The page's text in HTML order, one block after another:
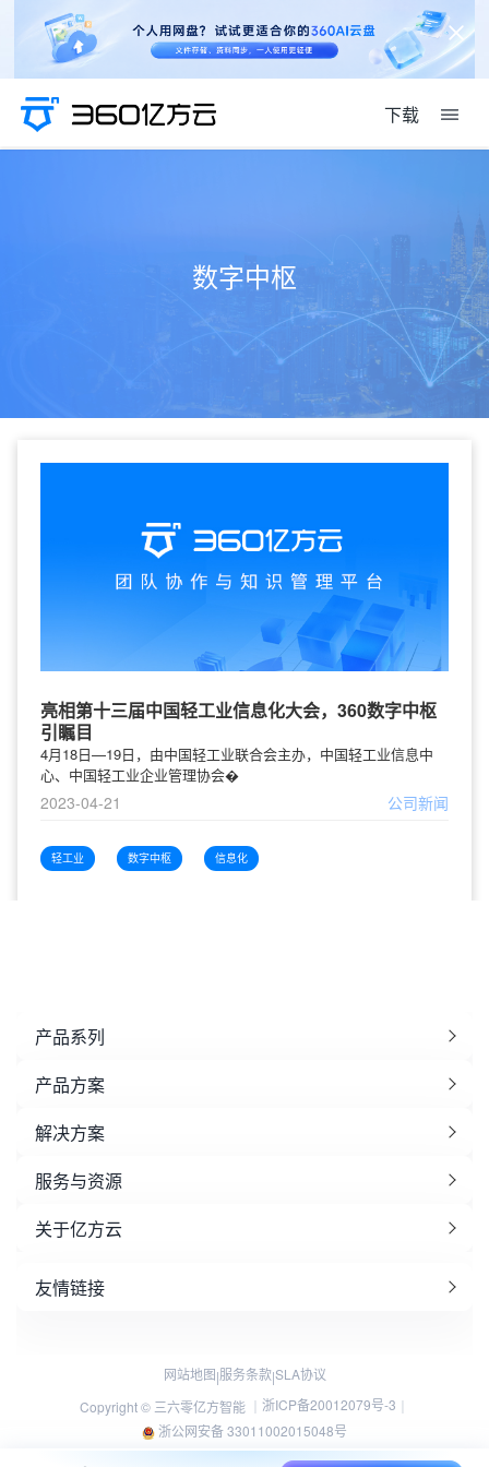
下载
数字中枢
亮相第十三届中国轻工业信息化大会，360数字中枢
引瞩目
4月18日—19日，由中国轻工业联合会主办，中国轻工业信息中
心、中国轻工业企业管理协会�
2023-04-21 公司新闻
轻工业 数字中枢 信息化
产品系列
产品方案
解决方案
服务与资源
关于亿方云
友情链接
网站地图|服务条款|SLA协议
Copyright © 三六零亿方智能 ｜ 浙ICP备20012079号-3 ｜
浙公网安备 33011002015048号